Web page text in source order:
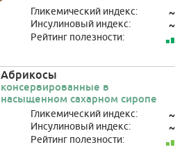
Гликемический индекс: ~
Инсулиновый индекс: ~
Рейтинг полезности:
Абрикосы
консервированные в
насыщенном сахарном сиропе
Гликемический индекс: ~
Инсулиновый индекс: ~
Рейтинг полезности: